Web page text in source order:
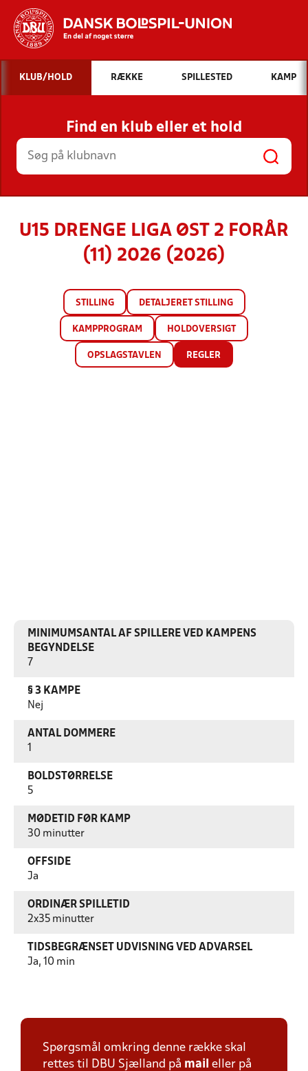
Hvad vil du søge efter?
INDHOLD OG NYHEDER
STILLINGER, RESULTATER, KLUBBER OG
HOLD
KLUB/HOLD RÆKKE SPILLESTED KAMP
Find en klub eller et hold
U15 DRENGE LIGA ØST 2 FORÅR
(11) 2026 (2026)
STILLING DETALJERET STILLING
KAMPPROGRAM HOLDOVERSIGT
OPSLAGSTAVLEN REGLER
MINIMUMSANTAL AF SPILLERE VED KAMPENS
BEGYNDELSE
7
§ 3 KAMPE
Nej
ANTAL DOMMERE
BOLDSTØRRELSE
5
MØDETID FØR KAMP
30 minutter
OFFSIDE
Ja
ORDINÆR SPILLETID
2x35 minutter
TIDSBEGRÆNSET UDVISNING VED ADVARSEL
Ja, 10 min
Spørgsmål omkring denne række skal
rettes til DBU Sjælland på mail eller på